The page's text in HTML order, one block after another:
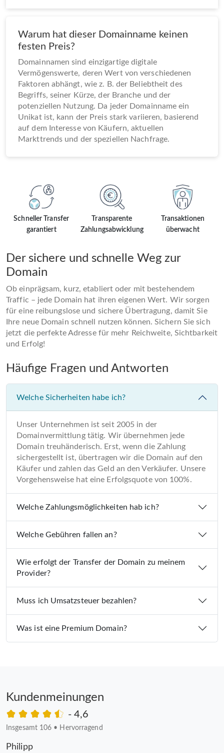
Schneller Transfer
garantiert
Transparente
Zahlungsabwicklung
Transaktionen
überwacht
Der sichere und schnelle Weg zur
Domain
Ob einprägsam, kurz, etabliert oder mit bestehendem
Traffic – jede Domain hat ihren eigenen Wert. Wir sorgen
für eine reibungslose und sichere Übertragung, damit Sie
Ihre neue Domain schnell nutzen können. Sichern Sie sich
jetzt die perfekte Adresse für mehr Reichweite, Sichtbarkeit
und Erfolg!
Warum hat dieser Domainname keinen
festen Preis?
Domainnamen sind einzigartige digitale
Vermögenswerte, deren Wert von verschiedenen
Faktoren abhängt, wie z. B. der Beliebtheit des
Begriffs, seiner Kürze, der Branche und der
potenziellen Nutzung. Da jeder Domainname ein
Unikat ist, kann der Preis stark variieren, basierend
auf dem Interesse von Käufern, aktuellen
Markttrends und der speziellen Nachfrage.
Häufige Fragen und Antworten
Welche Sicherheiten habe ich?
Unser Unternehmen ist seit 2005 in der
Domainvermittlung tätig. Wir übernehmen jede
Domain treuhänderisch. Erst, wenn die Zahlung
sichergestellt ist, übertragen wir die Domain auf den
Käufer und zahlen das Geld an den Verkäufer. Unsere
Vorgehensweise hat eine Erfolgsquote von 100%.
Welche Zahlungsmöglichkeiten hab ich?
Welche Gebühren fallen an?
Wie erfolgt der Transfer der Domain zu meinem
Provider?
Muss ich Umsatzsteuer bezahlen?
Was ist eine Premium Domain?
Kundenmeinungen
- 4,6
Insgesamt 106 • Hervorragend
Philipp